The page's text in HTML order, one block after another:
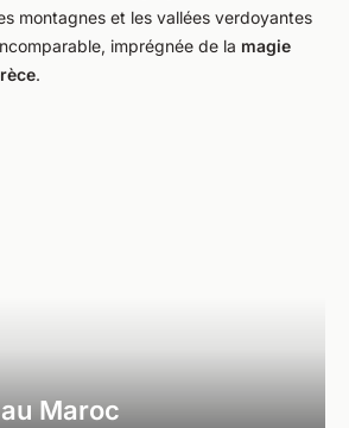
montagnes et les vallées verdoyantes
imprégnée de la magie
.
Maroc